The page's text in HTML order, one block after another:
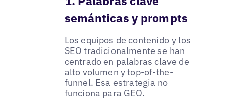
semánticas y prompts
Los equipos de contenido y los
SEO tradicionalmente se han
centrado en palabras clave de
alto volumen y top-of-the-
funnel. Esa estrategia no
funciona para GEO.